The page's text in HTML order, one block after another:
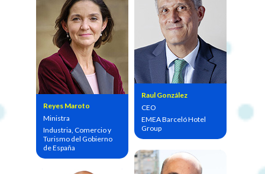
Raul González
CEO
EMEA Barceló Hotel
Group
Reyes Maroto
Ministra
Industria, Comercio y
Turismo del Gobierno
de España